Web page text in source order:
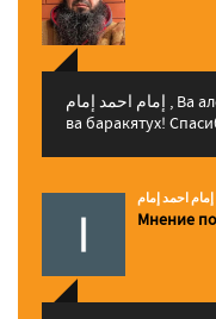
إمام احمد إمام , Ва алейкум ассалам ва рахматуЛлахи
ва баракятух!
إمام احمد إمام
Мнение